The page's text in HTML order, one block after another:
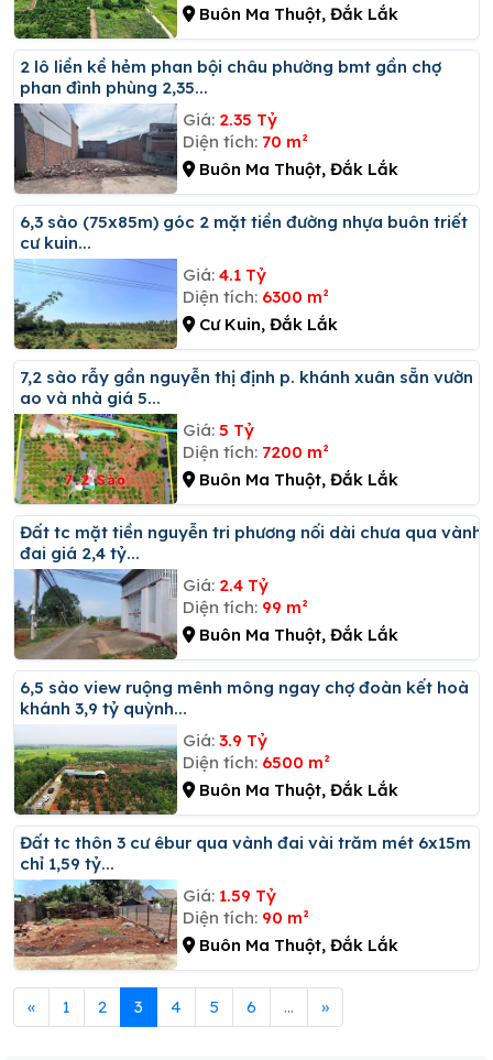
Buôn Ma Thuột, Đắk Lắk
2 lô liền kề hẻm phan bội châu phường bmt gần chợ
phan đình phùng 2,35...
Giá: 2.35 Tỷ
Diện tích: 70 m²
Buôn Ma Thuột, Đắk Lắk
6,3 sào (75x85m) góc 2 mặt tiền đường nhựa buôn triết
cư kuin...
Giá: 4.1 Tỷ
Diện tích: 6300 m²
Cư Kuin, Đắk Lắk
7,2 sào rẫy gần nguyễn thị định p. khánh xuân sẵn vườn
ao và nhà giá 5...
Giá: 5 Tỷ
Diện tích: 7200 m²
Buôn Ma Thuột, Đắk Lắk
đất tc mặt tiền nguyễn tri phương nối dài chưa qua vành
đai giá 2,4 tỷ...
Giá: 2.4 Tỷ
Diện tích: 99 m²
Buôn Ma Thuột, Đắk Lắk
6,5 sào view ruộng mênh mông ngay chợ đoàn kết hoà
khánh 3,9 tỷ quỳnh...
Giá: 3.9 Tỷ
Diện tích: 6500 m²
Buôn Ma Thuột, Đắk Lắk
đất tc thôn 3 cư êbur qua vành đai vài trăm mét 6x15m
chỉ 1,59 tỷ...
Giá: 1.59 Tỷ
Diện tích: 90 m²
Buôn Ma Thuột, Đắk Lắk
« 1 2 3 4 5 6 ... »